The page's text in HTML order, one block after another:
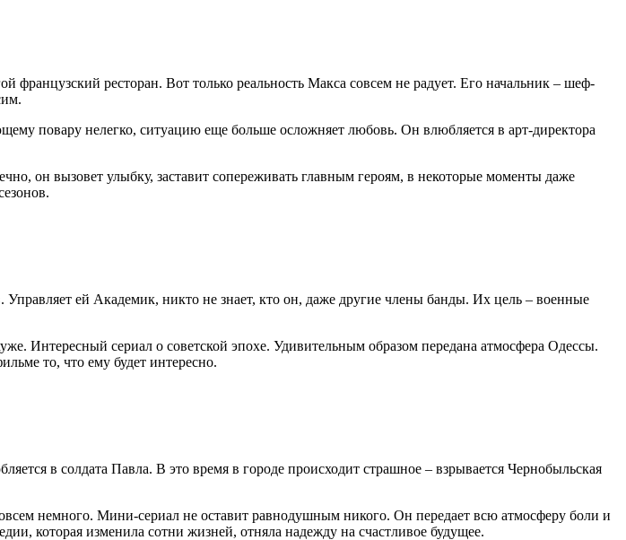
французский ресторан. Вот только реальность Макса совсем не радует. Его начальник – шеф-
повару нелегко, ситуацию еще больше осложняет любовь. Он влюбляется в арт-директора
он вызовет улыбку, заставит сопереживать главным героям, в некоторые моменты даже
ей Академик, никто не знает, кто он, даже другие члены банды. Их цель – военные
Интересный сериал о советской эпохе. Удивительным образом передана атмосфера Одессы.
то, что ему будет интересно.
в солдата Павла. В это время в городе происходит страшное – взрывается Чернобыльская
немного. Мини-сериал не оставит равнодушным никого. Он передает всю атмосферу боли и
которая изменила сотни жизней, отняла надежду на счастливое будущее.